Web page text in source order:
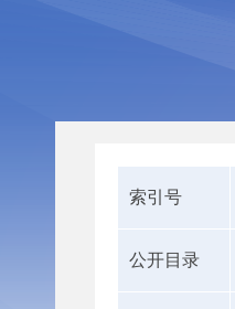
索引号
公开目录